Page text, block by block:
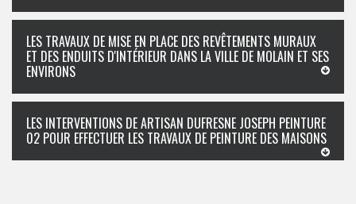
LES TRAVAUX DE MISE EN PLACE DES REVÊTEMENTS MURAUX
ET DES ENDUITS D'INTÉRIEUR DANS LA VILLE DE MOLAIN ET SES
ENVIRONS
LES INTERVENTIONS DE ARTISAN DUFRESNE JOSEPH PEINTURE
02 POUR EFFECTUER LES TRAVAUX DE PEINTURE DES MAISONS